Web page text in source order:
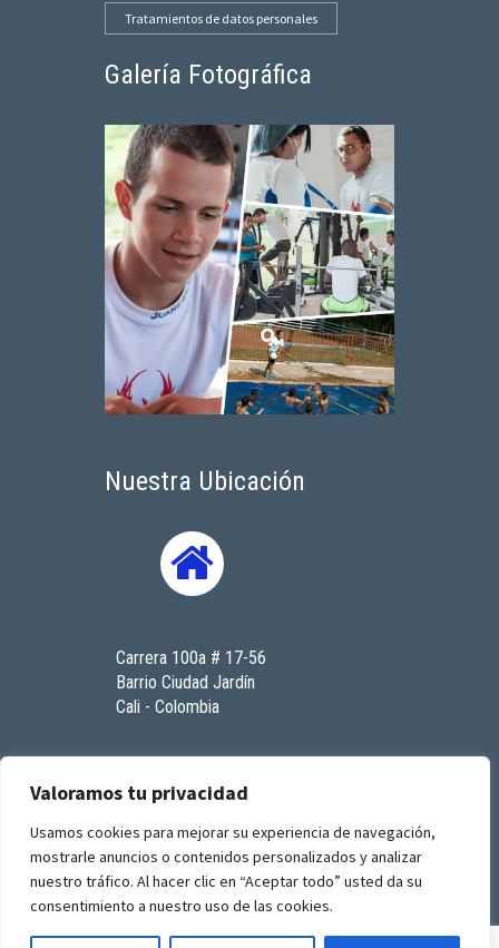
Valoramos tu privacidad
Usamos cookies para mejorar su experiencia de navegación,
mostrarle anuncios o contenidos personalizados y analizar
nuestro tráfico. Al hacer clic en “Aceptar todo” usted da su
consentimiento a nuestro uso de las cookies.
Tratamientos de datos personales
Galería Fotográfica
Nuestra Ubicación
Carrera 100a # 17-56
Barrio Ciudad Jardín
Cali - Colombia
© 2023. Todos los derechos reservados. RenaSeres